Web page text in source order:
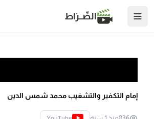
الصِّــرَاط
إمام التكفير والتشغيب محمد شمس الدين